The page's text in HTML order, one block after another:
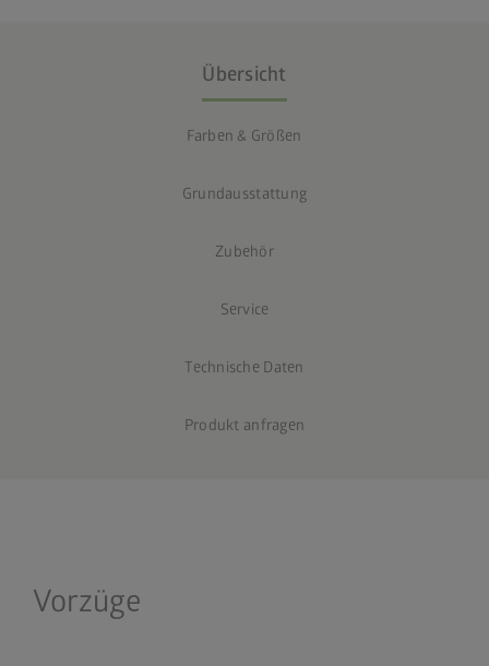
Übersicht
Farben & Größen
Grundausstattung
Zubehör
Service
Technische Daten
Produkt anfragen
Vorzüge